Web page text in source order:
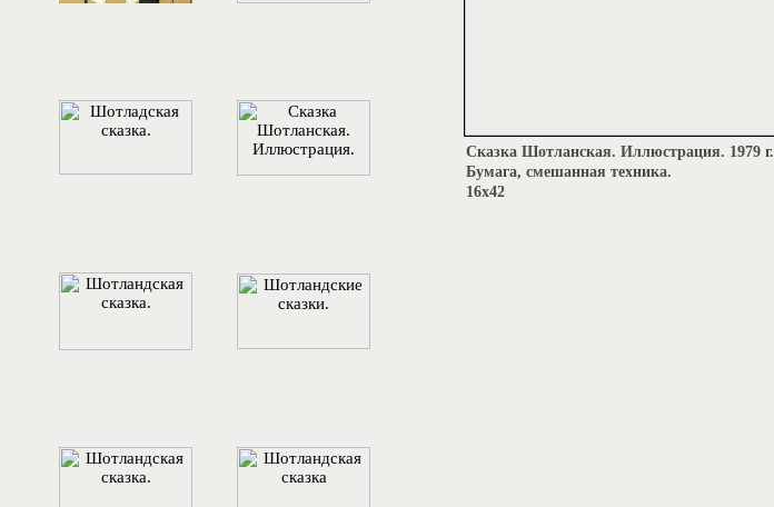
Сказка Шотланская. Иллюстрация. 1979 г.
Бумага, смешанная техника.
16х42